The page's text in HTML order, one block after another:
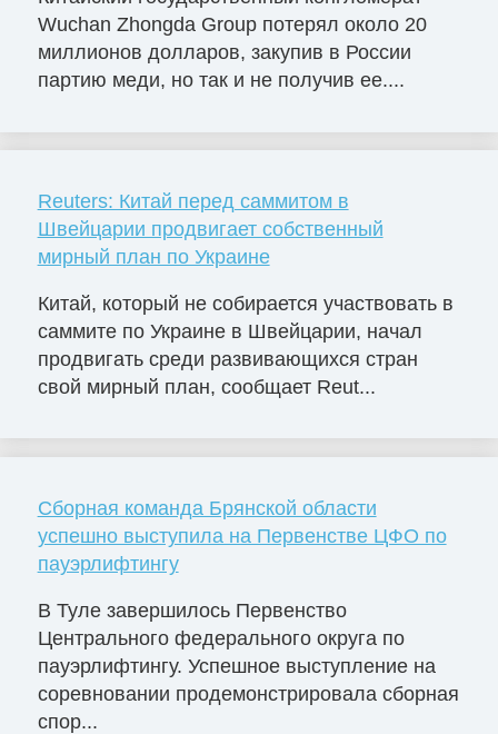
Wuchan Zhongda Group потерял около 20
миллионов долларов, закупив в России
партию меди, но так и не получив ее....
Reuters: Китай перед саммитом в
Швейцарии продвигает собственный
мирный план по Украине
Китай, который не собирается участвовать в
саммите по Украине в Швейцарии, начал
продвигать среди развивающихся стран
свой мирный план, сообщает Reut...
Сборная команда Брянской области
успешно выступила на Первенстве ЦФО по
пауэрлифтингу
В Туле завершилось Первенство
Центрального федерального округа по
пауэрлифтингу. Успешное выступление на
соревновании продемонстрировала сборная
спор...